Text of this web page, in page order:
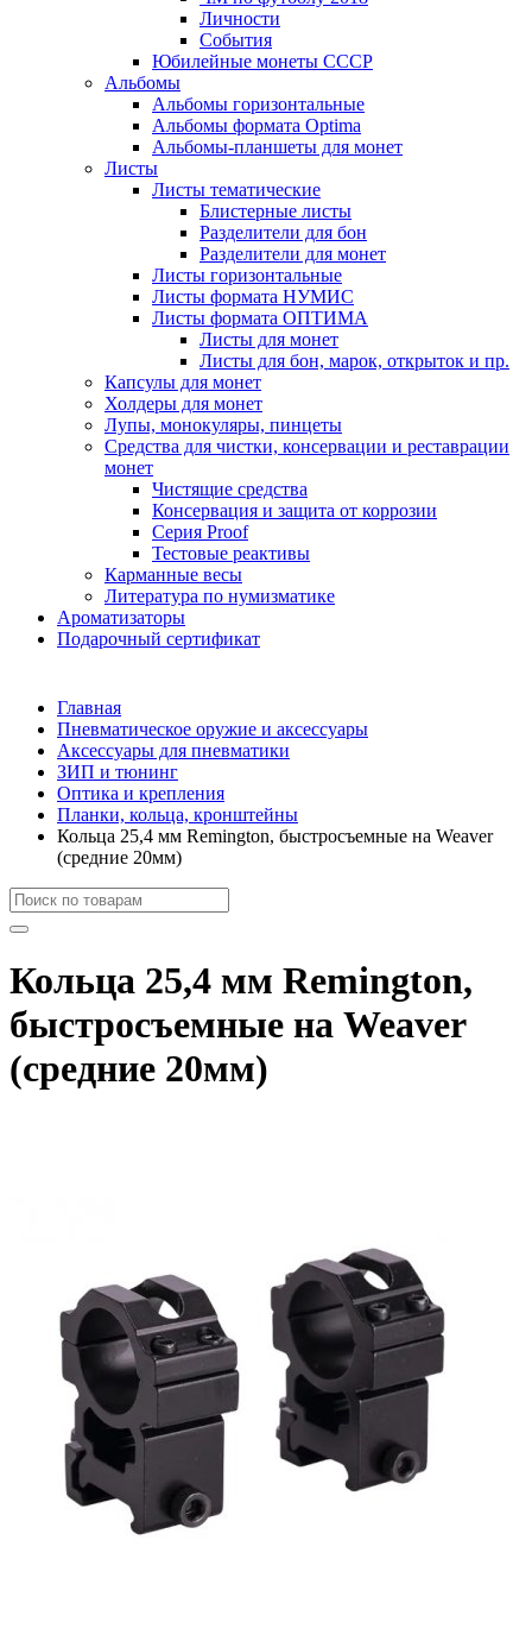
Личности
События
Юбилейные монеты СССР
Альбомы
Альбомы горизонтальные
Альбомы формата Optima
Альбомы-планшеты для монет
Листы
Листы тематические
Блистерные листы
Разделители для бон
Разделители для монет
Листы горизонтальные
Листы формата НУМИС
Листы формата ОПТИМА
Листы для монет
Листы для бон, марок, открыток и пр.
Капсулы для монет
Холдеры для монет
Лупы, монокуляры, пинцеты
Средства для чистки, консервации и реставрации
монет
Чистящие средства
Консервация и защита от коррозии
Серия Proof
Тестовые реактивы
Карманные весы
Литература по нумизматике
Ароматизаторы
Подарочный сертификат
Главная
Пневматическое оружие и аксессуары
Аксессуары для пневматики
ЗИП и тюнинг
Оптика и крепления
Планки, кольца, кронштейны
Кольца 25,4 мм Remington, быстросъемные на Weaver
(средние 20мм)
Кольца 25,4 мм Remington,
быстросъемные на Weaver
(средние 20мм)